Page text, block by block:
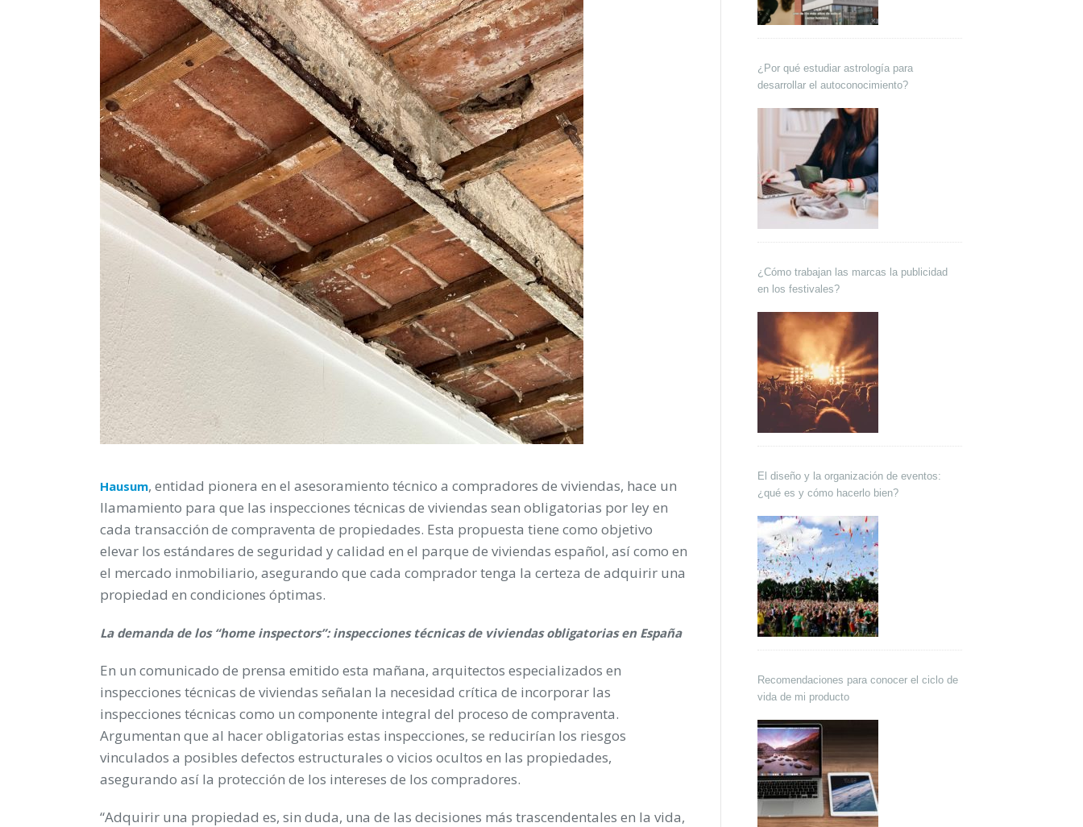
Hausum, entidad pionera en el asesoramiento técnico a compradores de viviendas, hace un
llamamiento para que las inspecciones técnicas de viviendas sean obligatorias por ley en
cada transacción de compraventa de propiedades. Esta propuesta tiene como objetivo
elevar los estándares de seguridad y calidad en el parque de viviendas español, así como en
el mercado inmobiliario, asegurando que cada comprador tenga la certeza de adquirir una
propiedad en condiciones óptimas.
La demanda de los “home inspectors”: inspecciones técnicas de viviendas obligatorias en España
En un comunicado de prensa emitido esta mañana, arquitectos especializados en
inspecciones técnicas de viviendas señalan la necesidad crítica de incorporar las
inspecciones técnicas como un componente integral del proceso de compraventa.
Argumentan que al hacer obligatorias estas inspecciones, se reducirían los riesgos
vinculados a posibles defectos estructurales o vicios ocultos en las propiedades,
asegurando así la protección de los intereses de los compradores.
“Adquirir una propiedad es, sin duda, una de las decisiones más trascendentales en la vida,
¿Por qué estudiar astrología para
desarrollar el autoconocimiento?
¿Cómo trabajan las marcas la publicidad
en los festivales?
El diseño y la organización de eventos:
¿qué es y cómo hacerlo bien?
Recomendaciones para conocer el ciclo de
vida de mi producto